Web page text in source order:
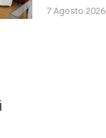
7 Agosto 2026